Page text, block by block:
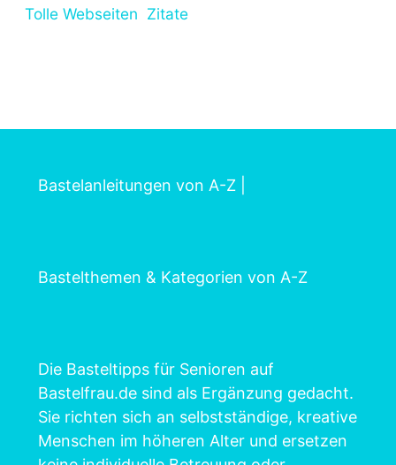
Tolle Webseiten Zitate
Bastelanleitungen von A-Z
Bastelthemen & Kategorien von A-Z
Die Basteltipps für Senioren auf
Bastelfrau.de sind als Ergänzung gedacht.
Sie richten sich an selbstständige, kreative
Menschen im höheren Alter und ersetzen